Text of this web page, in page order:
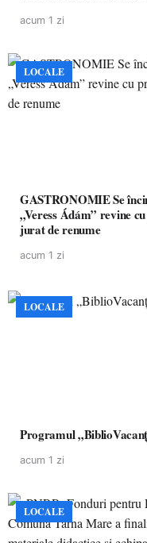
acum 1 zi
LOCALE
GASTRONOMIE Se încing ceaunele la Satu Mare! Concursul
„Veress Ádám” revine
jurat de renume
acum 1 zi
LOCALE
Programul
acum 1 zi
LOCALE